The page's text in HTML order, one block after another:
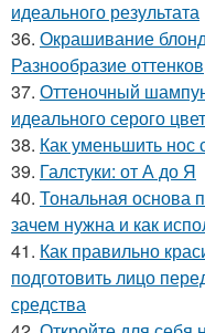
идеального результата
36. Окрашивание
Разнообразие оттенков
37. Оттеночный
идеального серого
38. Как уменьшить нос
39. Галстуки: от А до Я
40. Тональная основа
зачем нужна и как
41. Как правильно
подготовить лицо
средства